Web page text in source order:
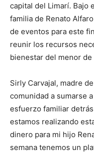
capital del Limarí. Bajo
familia de Renato
de eventos para este
reunir los recursos
bienestar del menor de
Sirly Carvajal, madre
comunidad a sumarse
esfuerzo familiar
estamos realizando
dinero para mi hijo
semana tenemos un